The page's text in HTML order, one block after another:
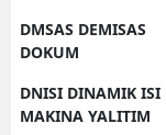
DMSAS DEMISAS
DOKUM
DNISI DINAMIK ISI
MAKINA YALITIM